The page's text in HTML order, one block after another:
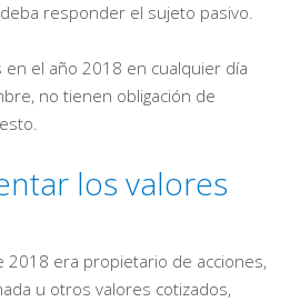
responder el sujeto pasivo.
en el año 2018 en cualquier día
no tienen obligación de
los valores
2018 era propietario de acciones,
u otros valores cotizados,